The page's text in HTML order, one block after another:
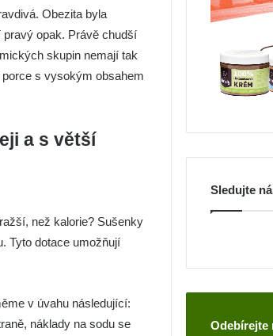
Obezita byla
pravý opak. Právě chudší
skupin nemají tak
s vysokým obsahem
a s větší
než kalorie? Sušenky
Tyto dotace umožňují
v úvahu následující:
náklady na sodu se
Sledujte
Odebírejte